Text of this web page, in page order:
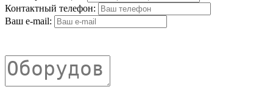
Контактный телефон:
Ваш e-mail: